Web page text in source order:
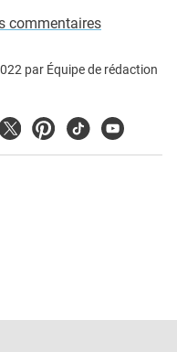
commentaires
par Équipe de rédaction
Pinterest
TiktokYoutube